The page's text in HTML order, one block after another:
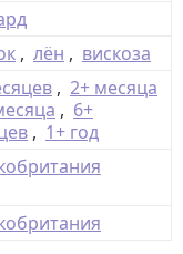
, лён , вискоза
, 2+ месяца
, 6+
, 1+ год